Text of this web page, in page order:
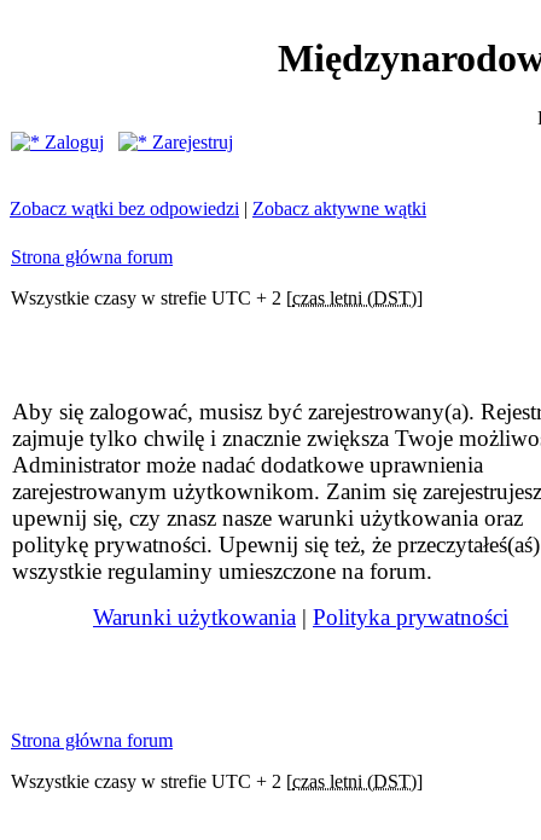
Zaloguj
Zarejestruj
Zobacz wątki bez odpowiedzi | Zobacz aktywne wątki
Strona główna forum
Wszystkie czasy w strefie UTC + 2 [czas letni (DST)]
Aby się zalogować, musisz być zarejestrowany(a).
zajmuje tylko chwilę i znacznie zwiększa Twoje
Administrator może nadać dodatkowe uprawnienia
zarejestrowanym użytkownikom. Zanim się
upewnij się, czy znasz nasze warunki użytkowania oraz
politykę prywatności. Upewnij się też, że przeczytałeś(aś)
wszystkie regulaminy umieszczone na forum.
Warunki użytkowania | Polityka prywatności
Strona główna forum
Wszystkie czasy w strefie UTC + 2 [czas letni (DST)]